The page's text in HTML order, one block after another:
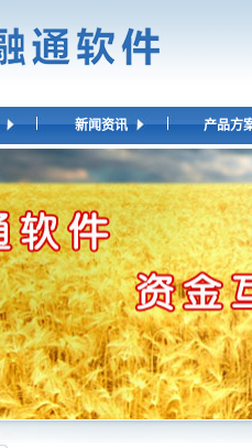
新闻资讯 产品方